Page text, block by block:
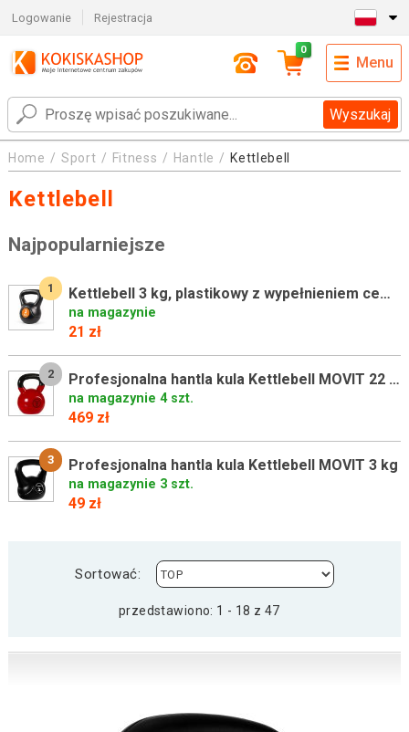
Logowanie Rejestracja
Wyszukaj
0
Menu
Home Sport Fitness Hantle Kettlebell
Kettlebell
Najpopularniejsze
1 Kettlebell 3 kg, plastikowy z wypełnieniem cementowym
na magazynie
21 zł
2 Profesjonalna hantla kula Kettlebell MOVIT 22 kg
na magazynie 4 szt.
469 zł
3 Profesjonalna hantla kula Kettlebell MOVIT 3 kg
na magazynie 3 szt.
49 zł
Sortować:
przedstawiono: 1 - 18 z 47